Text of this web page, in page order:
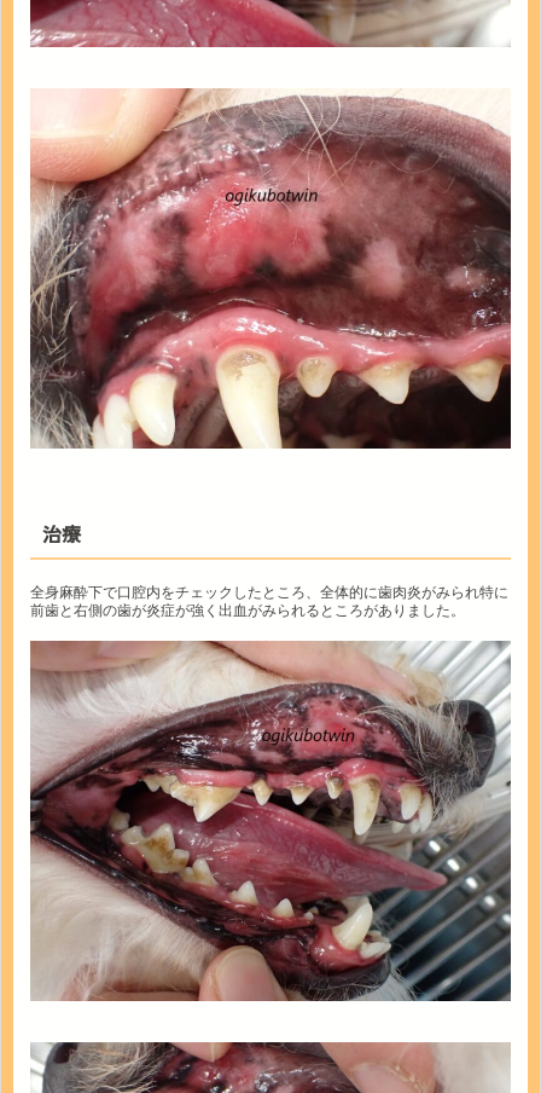
治療
全身麻酔下で口腔内をチェックしたところ、全体的に歯肉炎がみられ特に
前歯と右側の歯が炎症が強く出血がみられるところがありました。